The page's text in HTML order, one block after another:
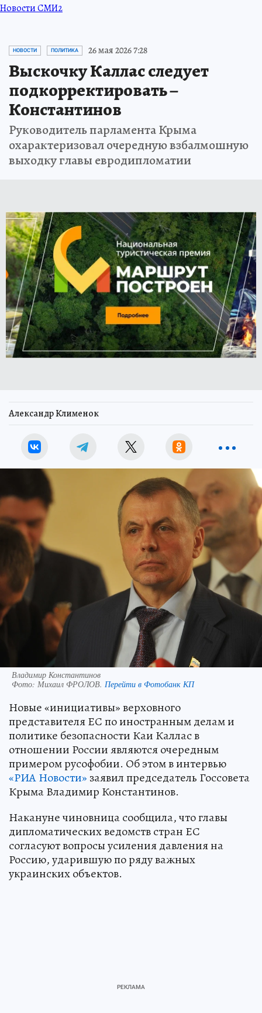
Новости СМИ2
НОВОСТИ ПОЛИТИКА 26 мая 2026 7:28
Выскочку Каллас следует
подкорректировать –
Константинов
Руководитель парламента Крыма
охарактеризовал очередную взбалмошную
выходку главы евродипломатии
Александр Клименок
Владимир Константинов
Фото: Михаил ФРОЛОВ. Перейти в Фотобанк КП
Новые «инициативы» верховного
представителя ЕС по иностранным делам и
политике безопасности Каи Каллас в
отношении России являются очередным
примером русофобии. Об этом в интервью
«РИА Новости» заявил председатель Госсовета
Крыма Владимир Константинов.
Накануне чиновница сообщила, что главы
дипломатических ведомств стран ЕС
согласуют вопросы усиления давления на
Россию, ударившую по ряду важных
украинских объектов.